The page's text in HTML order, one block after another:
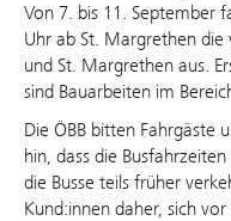
Von 7. bis 11. September
Uhr ab St. Margrethen
und St. Margrethen aus.
sind Bauarbeiten im
Die ÖBB bitten Fahrgäste
hin, dass die
die Busse teils früher
Kund:innen daher, sich